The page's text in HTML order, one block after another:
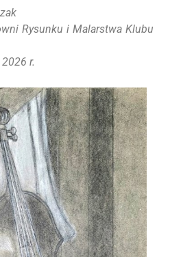
Rysunku i Malarstwa Klubu
r.